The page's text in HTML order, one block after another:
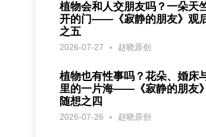
植物会和人交朋友吗？一朵天
开的门——《寂静的朋友》观
之五
2026-07-27 赵晓原创
植物也有性事吗？花朵、婚床
里的一片海——《寂静的朋友
随想之四
2026-07-26 赵晓原创